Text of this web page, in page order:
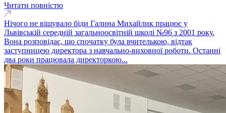
Читати повністю
Нічого не віщувало біди Галина Михайлик працює у
Львівській середній загальноосвітній школі №96 з 2001 року.
Вона розповідає, що спочатку була вчителькою, відтак
заступницею директора з навчально-виховної роботи. Останні
два роки працювала директоркою...